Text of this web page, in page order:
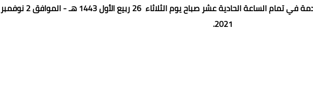
رفعت الجلسة على أن تعقد الجلسة القادمة في تمام الساعة الحادية عشر صباح يوم الثلاثاء 26 ربيع الأول 1443 هـ - الموافق 2 نوفمبر
2021.